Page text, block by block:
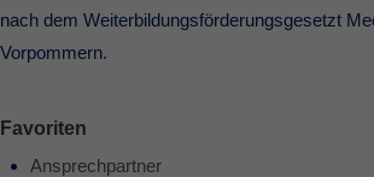
nach dem Weiterbildungsförderungsgesetzt
Vorpommern.
Favoriten
Ansprechpartner